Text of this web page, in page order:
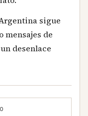
sigue
mensajes de
desenlace
0